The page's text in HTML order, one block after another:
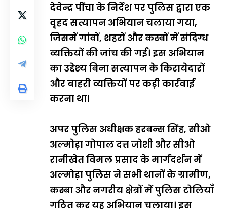
देवेन्द्र पींचा के निर्देश पर पुलिस द्वारा एक
वृहद सत्यापन अभियान चलाया गया,
जिसमें गांवों, शहरों और कस्बों में संदिग्ध
व्यक्तियों की जांच की गई। इस अभियान
का उद्देश्य बिना सत्यापन के किरायेदारों
और बाहरी व्यक्तियों पर कड़ी कार्रवाई
करना था।
अपर पुलिस अधीक्षक हरबन्स सिंह, सीओ
अल्मोड़ा गोपाल दत्त जोशी और सीओ
रानीखेत विमल प्रसाद के मार्गदर्शन में
अल्मोड़ा पुलिस ने सभी थानों के ग्रामीण,
कस्बा और नगरीय क्षेत्रों में पुलिस टोलियाँ
गठित कर यह अभियान चलाया। इस